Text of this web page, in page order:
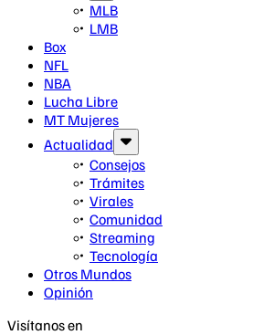
MLB
LMB
Box
NFL
NBA
Lucha Libre
MT Mujeres
Actualidad
Consejos
Trámites
Virales
Comunidad
Streaming
Tecnología
Otros Mundos
Opinión
Visítanos en